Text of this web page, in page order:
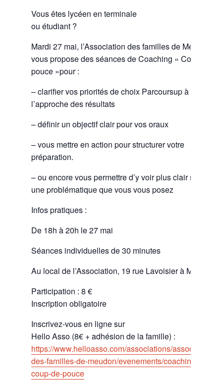
Vous êtes lycéen en terminale
ou étudiant ?
Mardi 27 mai, l’Association des familles de Meudon
vous propose des séances de Coaching « Coup de
pouce »pour :
– clarifier vos priorités de choix Parcoursup à
l’approche des résultats
– définir un objectif clair pour vos oraux
– vous mettre en action pour structurer votre
préparation.
– ou encore vous permettre d’y voir plus clair sur
une problématique que vous vous posez
Infos pratiques :
De 18h à 20h le 27 mai
Séances individuelles de 30 minutes
Au local de l’Association, 19 rue Lavoisier à Meudon
Participation : 8 €
Inscription obligatoire
Inscrivez-vous en ligne sur
Hello Asso (8€ + adhésion de la famille) :
https://www.helloasso.com/associations/association-
des-familles-de-meudon/evenements/coaching-
coup-de-pouce